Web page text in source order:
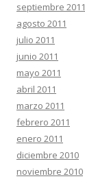
septiembre 2011
agosto 2011
julio 2011
junio 2011
mayo 2011
abril 2011
marzo 2011
febrero 2011
enero 2011
diciembre 2010
noviembre 2010